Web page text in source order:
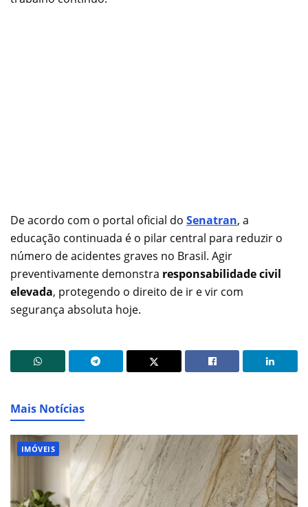
De acordo com o portal oficial do Senatran, a
educação continuada é o pilar central para reduzir o
número de acidentes graves no Brasil. Agir
preventivamente demonstra responsabilidade civil
elevada, protegendo o direito de ir e vir com
segurança absoluta hoje.
Mais Notícias
IMÓVEIS